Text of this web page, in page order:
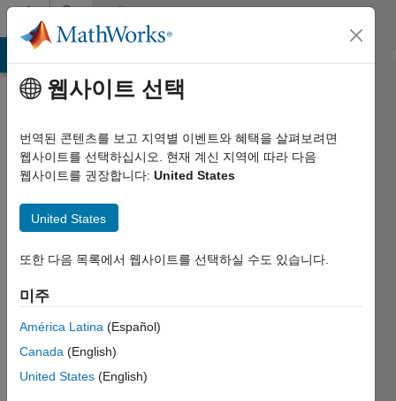
콘텐츠로 바로 가기
Community
Profile
Alexander
Retiree
2022년부터
Followers:
Following:
웹사이트 선택
번역된 콘텐츠를 보고 지역별 이벤트와 혜택을 살펴보려면
웹사이트를 선택하십시오. 현재 계신 지역에 따라 다음
웹사이트를 권장합니다: United States
United States
또한 다음 목록에서 웹사이트를 선택하실 수도 있습니다.
미주
América Latina (Español)
Canada (English)
United States (English)